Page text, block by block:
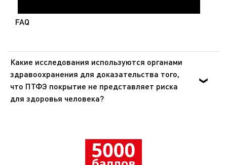
FAQ
Какие исследования используются органами
здравоохранения для доказательства того,
что ПТФЭ покрытие не представляет риска
для здоровья человека?
попадании внутрь. Эти же органы подтвердили, что
покрытия из ПТФЭ не представляют опасности для